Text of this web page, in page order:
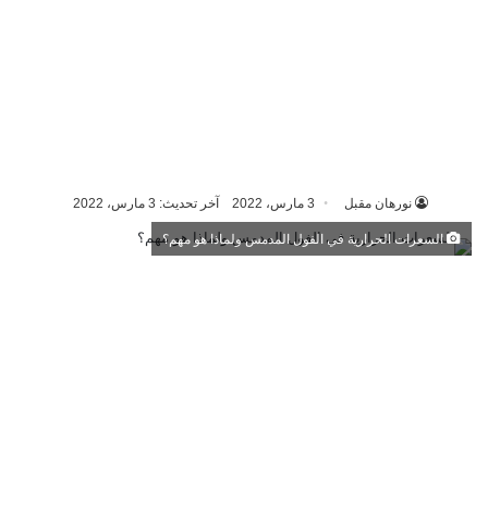
نورهان مقبل 3 مارس، 2022 آخر تحديث: 3 مارس، 2022
السعرات الحرارية في الفول المدمس ولماذا هو مهم؟